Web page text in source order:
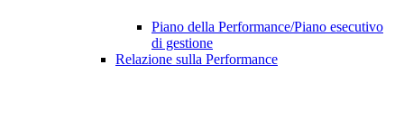
Piano della Performance/Piano esecutivo
di gestione
Relazione sulla Performance